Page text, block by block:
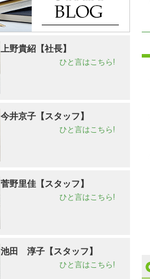
上野貴紹【社長】
ひと言はこちら!
今井京子【スタッフ】
ひと言はこちら!
菅野里佳【スタッフ】
ひと言はこちら!
池田 淳子【スタッフ】
ひと言はこちら!